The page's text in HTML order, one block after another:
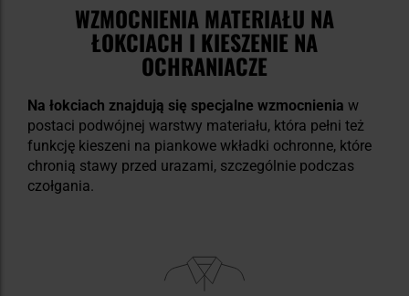
WZMOCNIENIA MATERIAŁU NA
ŁOKCIACH I KIESZENIE NA
OCHRANIACZE
Na łokciach znajdują się specjalne wzmocnienia w
postaci podwójnej warstwy materiału, która pełni też
funkcję kieszeni na piankowe wkładki ochronne, które
chronią stawy przed urazami, szczególnie podczas
czołgania.